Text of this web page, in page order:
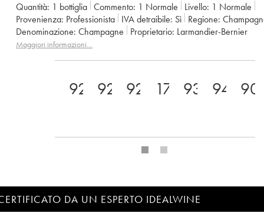
Quantità: 1 bottiglia Commento: 1 Normale Livello: 1 Normale
Provenienza:
professionista IVA detraibile: sì Regione:
Denominazione:
Champagne Proprietario: Larmandier-Bernier
Maggiori informazioni…
92 92 92 17 93 94 90
DA UN ESPERTO IDEALWINE